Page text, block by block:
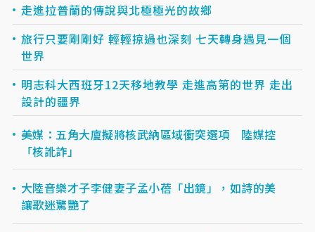
走進拉普蘭的傳說與北極極光的故鄉
旅行只要剛剛好 輕輕掠過也深刻 七天轉身遇見一個
世界
明志科大西班牙12天移地教學 走進高第的世界 走出
設計的疆界
美媒：五角大廈擬將核武納區域衝突選項 陸媒控
「核訛詐」
大陸音樂才子李健妻子孟小蓓「出鏡」，如詩的美
讓歌迷驚艷了